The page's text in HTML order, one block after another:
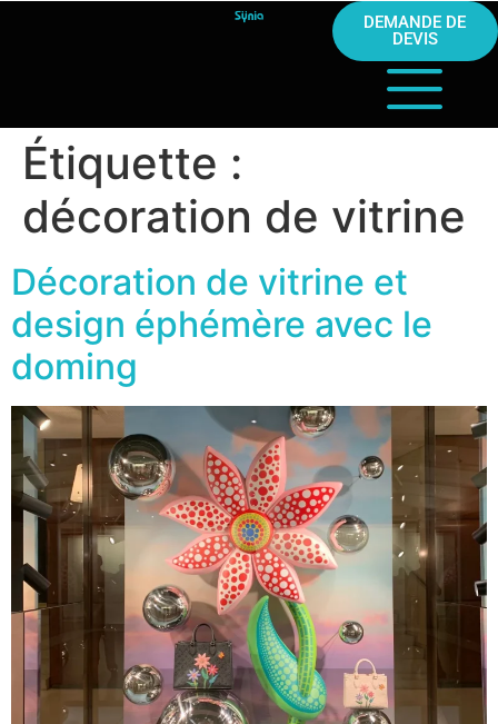
DEMANDE DE
DEVIS
Étiquette :
décoration de vitrine
Décoration de vitrine et
design éphémère avec le
doming